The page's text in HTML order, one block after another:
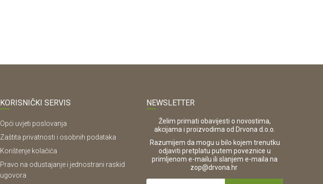
KORISNIČKI SERVIS
Opći uvjeti poslovanja
Zaštita privatnosti i osobnih podataka
Korištenje kolačića
Pravo na odustajanje i jednostrani raskid
ugovora
NEWSLETTER
Želim primati obavijesti o novostima,
akcijama i proizvodima od Drvona d.o.o.
Razumijem da mogu u bilo kojem trenutku
odjaviti pretplatu putem poveznice u
primljenom e-mailu ili slanjem e-maila na
zop@drvona.hr.